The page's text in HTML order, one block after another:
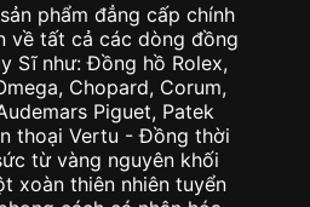
phẩm đẳng cấp chính
về tất cả các dòng đồng
Sĩ như: Đồng hồ Rolex,
Chopard, Corum,
Piguet, Patek
thoại Vertu - Đồng thời
từ vàng nguyên khối
xoàn thiên nhiên tuyển